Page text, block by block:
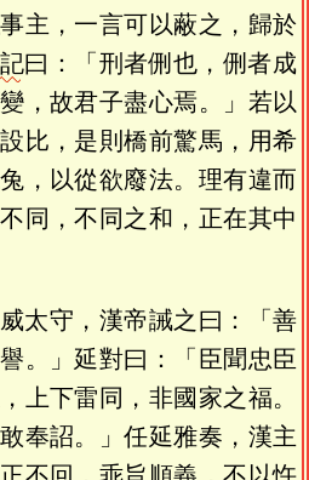
主，一言可以蔽之，歸於
曰：「刑者侀也，侀者成
，故君子盡心焉。」若以
比，是則橋前驚馬，用希
，以從欲廢法。理有違而
同，不同之和，正在其中
太守，漢帝誡之曰：「善
。」延對曰：「臣聞忠臣
上下雷同，非國家之福。
奉詔。」任延雅奏，漢主